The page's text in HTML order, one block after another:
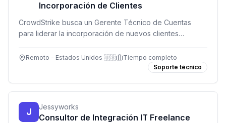
Incorporación de Clientes
CrowdStrike busca un Gerente Técnico de Cuentas
para liderar la incorporación de nuevos clientes
y relaciones duraderas.
Remoto - Estados Unidos 🇺🇸
Tiempo completo
Soporte técnico
J Jessyworks
Consultor de Integración IT Freelance